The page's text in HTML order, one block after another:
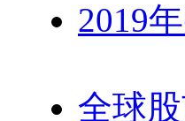
2019
全球